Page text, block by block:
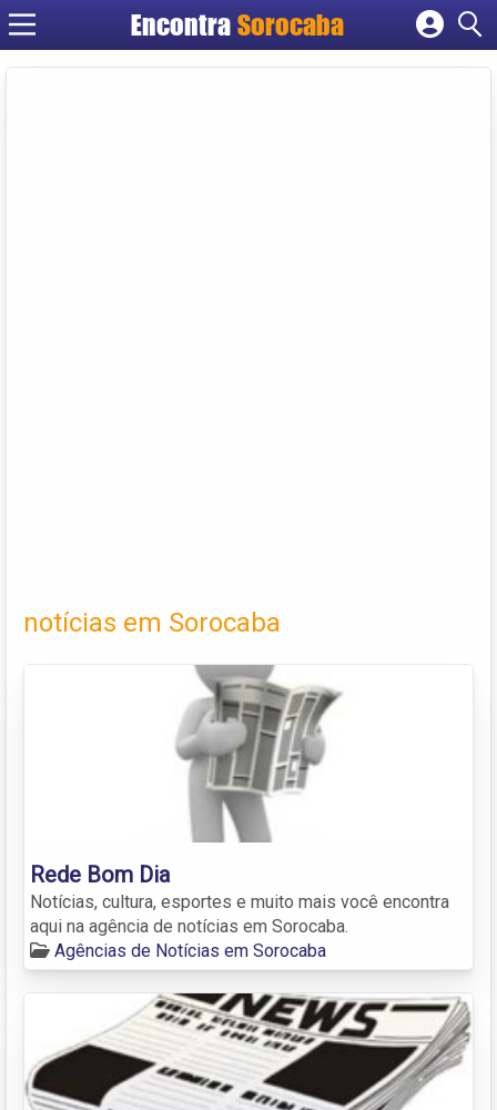
EncontraSorocaba
Cadastrar empresa
notícias em Sorocaba
Rede Bom Dia
Notícias, cultura, esportes e muito mais você encontra
aqui na agência de notícias em Sorocaba.
Agências de Notícias em Sorocaba